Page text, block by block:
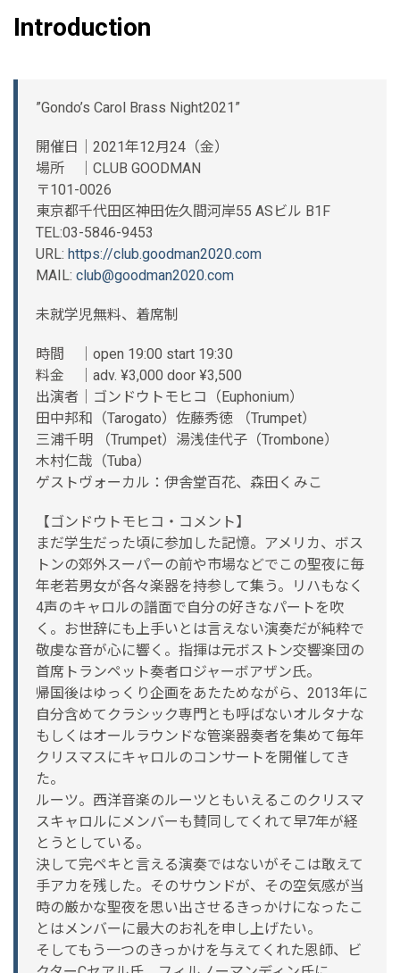
Introduction
”Gondo’s Carol Brass Night2021”
開催日｜2021年12月24（金）
場所 ｜CLUB GOODMAN
〒101-0026
東京都千代田区神田佐久間河岸55 ASビル B1F
TEL:03-5846-9453
URL: https://club.goodman2020.com
MAIL: club@goodman2020.com
未就学児無料、着席制
時間 ｜open 19:00 start 19:30
料金 ｜adv. ¥3,000 door ¥3,500
出演者｜ゴンドウトモヒコ（Euphonium）
田中邦和（Tarogato）佐藤秀徳 （Trumpet）
三浦千明 （Trumpet）湯浅佳代子（Trombone）
木村仁哉（Tuba）
ゲストヴォーカル：伊舎堂百花、森田くみこ
【ゴンドウトモヒコ・コメント】
まだ学生だった頃に参加した記憶。アメリカ、ボス
トンの郊外スーパーの前や市場などでこの聖夜に毎
年老若男女が各々楽器を持参して集う。リハもなく
4声のキャロルの譜面で自分の好きなパートを吹
く。お世辞にも上手いとは言えない演奏だが純粋で
敬虔な音が心に響く。指揮は元ボストン交響楽団の
首席トランペット奏者ロジャーボアザン氏。
帰国後はゆっくり企画をあたためながら、2013年に
自分含めてクラシック専門とも呼ばないオルタナな
もしくはオールラウンドな管楽器奏者を集めて毎年
クリスマスにキャロルのコンサートを開催してき
た。
ルーツ。西洋音楽のルーツともいえるこのクリスマ
スキャロルにメンバーも賛同してくれて早7年が経
とうとしている。
決して完ペキと言える演奏ではないがそこは敢えて
手アカを残した。そのサウンドが、その空気感が当
時の厳かな聖夜を思い出させるきっかけになったこ
とはメンバーに最大のお礼を申し上げたい。
そしてもう一つのきっかけを与えてくれた恩師、ビ